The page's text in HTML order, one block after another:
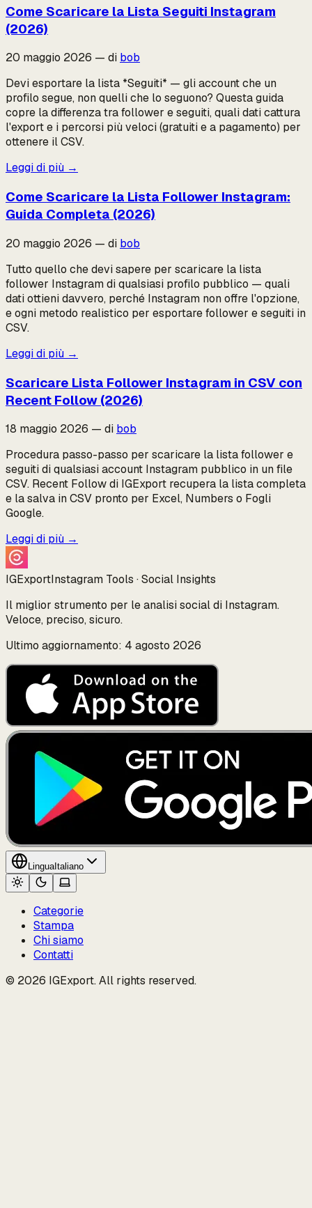
Come Scaricare la Lista Seguiti Instagram
(2026)
20 maggio 2026 — di bob
Devi esportare la lista *Seguiti* — gli account che un
profilo segue, non quelli che lo seguono? Questa guida
copre la differenza tra follower e seguiti, quali dati cattura
l'export e i percorsi più veloci (gratuiti e a pagamento) per
ottenere il CSV.
Leggi di più →
Come Scaricare la Lista Follower Instagram:
Guida Completa (2026)
20 maggio 2026 — di bob
Tutto quello che devi sapere per scaricare la lista
follower Instagram di qualsiasi profilo pubblico — quali
dati ottieni davvero, perché Instagram non offre l'opzione,
e ogni metodo realistico per esportare follower e seguiti in
CSV.
Leggi di più →
Scaricare Lista Follower Instagram in CSV con
Recent Follow (2026)
18 maggio 2026 — di bob
Procedura passo-passo per scaricare la lista follower e
seguiti di qualsiasi account Instagram pubblico in un file
CSV. Recent Follow di IGExport recupera la lista completa
e la salva in CSV pronto per Excel, Numbers o Fogli
Google.
Leggi di più →
IGExportInstagram Tools · Social Insights
Il miglior strumento per le analisi social di Instagram.
Veloce, preciso, sicuro.
Ultimo aggiornamento: 4 agosto 2026
LinguaItaliano
Categorie
Stampa
Chi siamo
Contatti
© 2026 IGExport. All rights reserved.